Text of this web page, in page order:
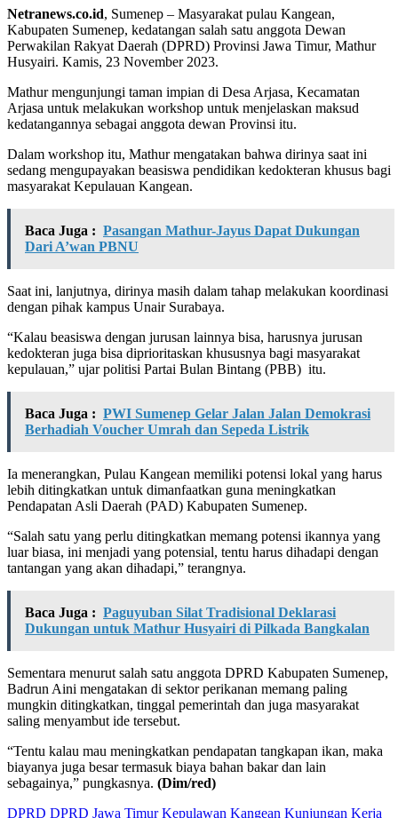
Netranews.co.id, Sumenep – Masyarakat pulau Kangean,
Kabupaten Sumenep, kedatangan salah satu anggota Dewan
Perwakilan Rakyat Daerah (DPRD) Provinsi Jawa Timur, Mathur
Husyairi. Kamis, 23 November 2023.
Mathur mengunjungi taman impian di Desa Arjasa, Kecamatan
Arjasa untuk melakukan workshop untuk menjelaskan maksud
kedatangannya sebagai anggota dewan Provinsi itu.
Dalam workshop itu, Mathur mengatakan bahwa dirinya saat ini
sedang mengupayakan beasiswa pendidikan kedokteran khusus bagi
masyarakat Kepulauan Kangean.
Baca Juga : Pasangan Mathur-Jayus Dapat Dukungan
Dari A’wan PBNU
Saat ini, lanjutnya, dirinya masih dalam tahap melakukan koordinasi
dengan pihak kampus Unair Surabaya.
“Kalau beasiswa dengan jurusan lainnya bisa, harusnya jurusan
kedokteran juga bisa diprioritaskan khususnya bagi masyarakat
kepulauan,” ujar politisi Partai Bulan Bintang (PBB) itu.
Baca Juga : PWI Sumenep Gelar Jalan Jalan Demokrasi
Berhadiah Voucher Umrah dan Sepeda Listrik
Ia menerangkan, Pulau Kangean memiliki potensi lokal yang harus
lebih ditingkatkan untuk dimanfaatkan guna meningkatkan
Pendapatan Asli Daerah (PAD) Kabupaten Sumenep.
“Salah satu yang perlu ditingkatkan memang potensi ikannya yang
luar biasa, ini menjadi yang potensial, tentu harus dihadapi dengan
tantangan yang akan dihadapi,” terangnya.
Baca Juga : Paguyuban Silat Tradisional Deklarasi
Dukungan untuk Mathur Husyairi di Pilkada Bangkalan
Sementara menurut salah satu anggota DPRD Kabupaten Sumenep,
Badrun Aini mengatakan di sektor perikanan memang paling
mungkin ditingkatkan, tinggal pemerintah dan juga masyarakat
saling menyambut ide tersebut.
“Tentu kalau mau meningkatkan pendapatan tangkapan ikan, maka
biayanya juga besar termasuk biaya bahan bakar dan lain
sebagainya,” pungkasnya. (Dim/red)
DPRD DPRD Jawa Timur Kepulawan Kangean Kunjungan Kerja